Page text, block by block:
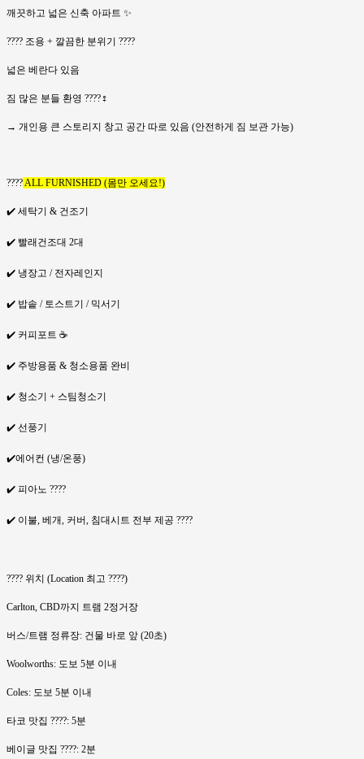
깨끗하고 넓은 신축 아파트 ✨
???? 조용 + 깔끔한 분위기 ????
넓은 베란다 있음
짐 많은 분들 환영 ????‍♀️
→ 개인용 큰 스토리지 창고 공간 따로 있음 (안전하게 짐 보관 가능)
????️ALL FURNISHED (몸만 오세요!)
✔️ 세탁기 & 건조기
✔️ 빨래건조대 2대
✔️ 냉장고 / 전자레인지
✔️ 밥솥 / 토스트기 / 믹서기
✔️ 커피포트 ☕
✔️ 주방용품 & 청소용품 완비
✔️ 청소기 + 스팀청소기
✔️ 선풍기
✔️에어컨 (냉/온풍)
✔️ 피아노 ????
✔️ 이불, 베개, 커버, 침대시트 전부 제공 ????️
???? 위치 (Location 최고 ????)
Carlton, CBD까지 트램 2정거장
버스/트램 정류장: 건물 바로 앞 (20초)
Woolworths: 도보 5분 이내
Coles: 도보 5분 이내
타코 맛집 ????: 5분
베이글 맛집 ????: 2분